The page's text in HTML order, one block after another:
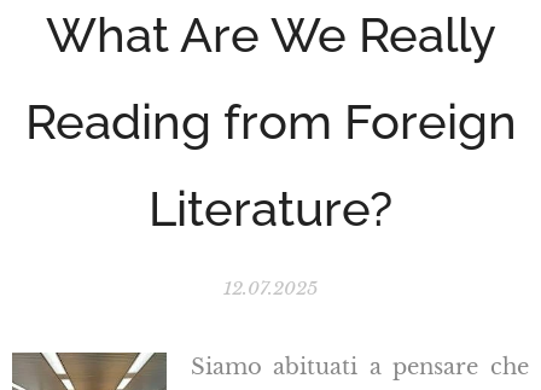
What Are We Really
Reading from Foreign
Literature?
12.07.2025
Siamo abituati a pensare che